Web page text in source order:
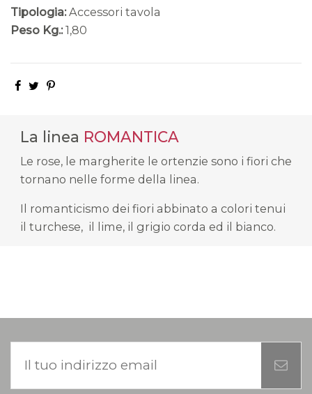
Tipologia: Accessori tavola
Peso Kg.: 1,80
La linea ROMANTICA
Le rose, le margherite le ortenzie sono i fiori che
tornano nelle forme della linea.
Il romanticismo dei fiori abbinato a colori tenui
il turchese, il lime, il grigio corda ed il bianco.